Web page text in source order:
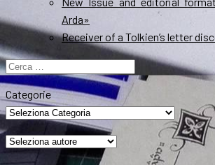
Arda»
Receiver of a Tolkien’s letter
Ricerca
per:
Categorie